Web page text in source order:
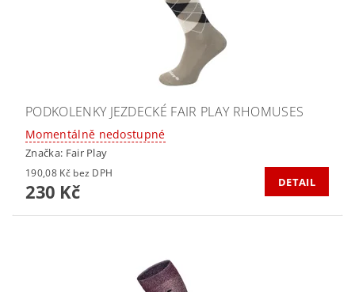
PODKOLENKY JEZDECKÉ FAIR PLAY RHOMUSES
Momentálně nedostupné
Značka: Fair Play
190,08 Kč bez DPH
230 Kč DETAIL